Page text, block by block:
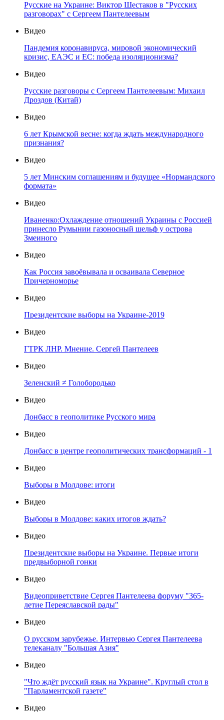
Русские на Украине: Виктор Шестаков в "Русских
разговорах" с Сергеем Пантелеевым
Видео
Пандемия коронавируса, мировой экономический
кризис, ЕАЭС и ЕС: победа изоляционизма?
Видео
Русские разговоры с Сергеем Пантелеевым: Михаил
Дроздов (Китай)
Видео
6 лет Крымской весне: когда ждать международного
признания?
Видео
5 лет Минским соглашениям и будущее «Нормандского
формата»
Видео
Иваненко:Охлаждение отношений Украины с Россией
принесло Румынии газоносный шельф у острова
Змеиного
Видео
Как Россия завоёвывала и осваивала Северное
Причерноморье
Видео
Президентские выборы на Украине-2019
Видео
ГТРК ЛНР. Мнение. Сергей Пантелеев
Видео
Зеленский ≠ Голобородько
Видео
Донбасс в геополитике Русского мира
Видео
Донбасс в центре геополитических трансформаций - 1
Видео
Выборы в Молдове: итоги
Видео
Выборы в Молдове: каких итогов ждать?
Видео
Президентские выборы на Украине. Первые итоги
предвыборной гонки
Видео
Видеоприветствие Сергея Пантелеева форуму "365-
летие Переяславской рады"
Видео
О русском зарубежье. Интервью Сергея Пантелеева
телеканалу "Большая Азия"
Видео
"Что ждёт русский язык на Украине". Круглый стол в
"Парламентской газете"
Видео